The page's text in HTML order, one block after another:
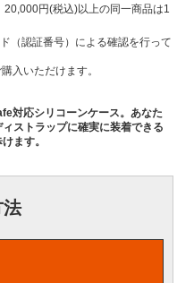
20,000円(税込)以上の同一商品は1
（認証番号）による確認を行って
入いただけます。
対応シリコーンケース。あなた
ストラップに確実に装着できる
ます。
法